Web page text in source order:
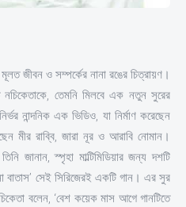
মূলত জীবন ও সম্পর্কের নানা রঙের চিত্রায়ণ।
নচিকেতাকে, তেমনি মিলবে এক নতুন সুরের
নান্দনিক এক ভিডিও, যা নির্মাণ করেছেন
মীর রাব্বি, জারা নূর ও আরাবি নোমান।
জানান, স্পৃহা মাল্টিমিডিয়ার জন্য দশটি
বাতাস’ সেই সিরিজেরই একটি গান। এর সুর
বলেন, ‘বেশ কয়েক মাস আগে গানটিতে